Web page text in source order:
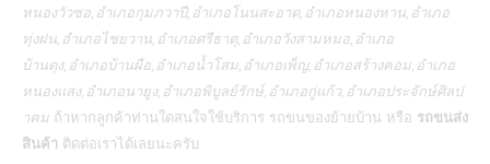
หนองวัวซอ,อำเภอกุมภวาปี,อำเภอโนนสะอาด,อำเภอหนองหาน,อำเภอ
ทุ่งฝน,อำเภอไชยวาน,อำเภอศรีธาตุ,อำเภอวังสามหมอ,อำเภอ
บ้านดุง,อำเภอบ้านผือ,อำเภอน้ำโสม,อำเภอเพ็ญ,อำเภอสร้างคอม,อำเภอ
หนองแสง,อำเภอนายูง,อำเภอพิบูลย์รักษ์,อำเภอกู่แก้ว,อำเภอประจักษ์ศิลป
าคม ถ้าหากลูกค้าท่านใดสนใจใช้บริการ รถขนของย้ายบ้าน หรือ รถขนส่ง
สินค้า ติดต่อเราได้เลยนะครับ